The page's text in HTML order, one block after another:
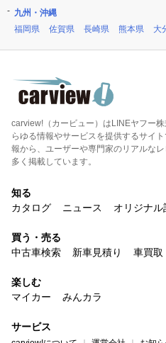
九州・沖縄
福岡県
佐賀県 長崎県 熊本県 大
carview!（カービュー）はLINEヤフー
らゆる情報やサービスを提供するサイ
報から、ユーザーや専門家のリアルな
多く掲載しています。
知る
カタログ
ニュース オリジナル
買う・売る
中古車検索
新車見積り 車買取
楽しむ
マイカー
みんカラ
サービス